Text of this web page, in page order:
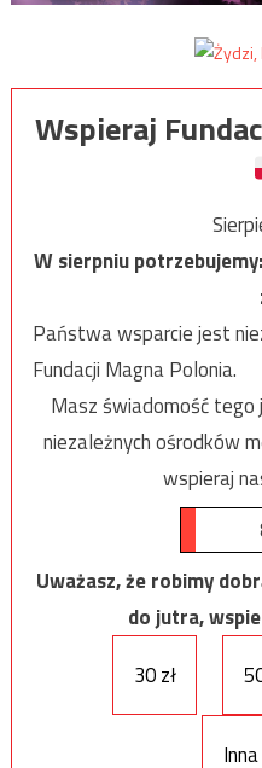
Wspieraj
W sierpniu potrzebujemy:
Państwa wsparcie jest
Fundacji Magna Polonia.
Masz świadomość
niezależnych ośrodków
wspieraj
Uważasz, że robimy
do jutra,
30 zł